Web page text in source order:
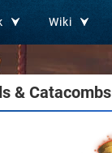
Wiki
& Catacombs